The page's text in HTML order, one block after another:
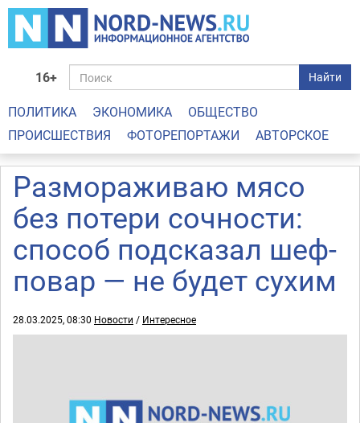
16+ Найти
ПОЛИТИКА ЭКОНОМИКА
ОБЩЕСТВО
ПРОИСШЕСТВИЯ
ФОТОРЕПОРТАЖИ АВТОРСКОЕ
Размораживаю мясо
без потери сочности:
способ подсказал шеф-
повар — не будет сухим
28.03.2025, 08:30 Новости / Интересное